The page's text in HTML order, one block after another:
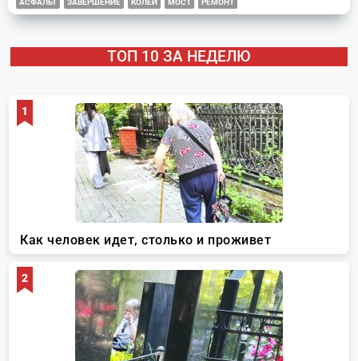
АСФАЛЬТ ЗАВЕРШЕНИЕ КОЛЕИ МОСТ РЕМОНТ
ТОП 10 ЗА НЕДЕЛЮ